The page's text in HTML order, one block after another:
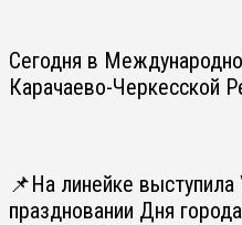
Сегодня в
Карачаево-Черкесской
📌На линейке
праздновании Дня